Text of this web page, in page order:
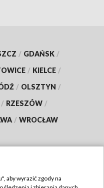
/ GDAŃSK /
/ KIELCE /
/ OLSZTYN /
/ RZESZÓW /
/ WROCŁAW
aby wyrazić zgody na